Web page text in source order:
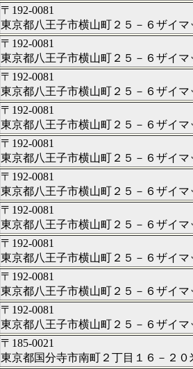
〒192-0081
東京都八王子市横山町２５－６ザイ
〒192-0081
東京都八王子市横山町２５－６ザイ
〒192-0081
東京都八王子市横山町２５－６ザイ
〒192-0081
東京都八王子市横山町２５－６ザイ
〒192-0081
東京都八王子市横山町２５－６ザイ
〒192-0081
東京都八王子市横山町２５－６ザイ
〒192-0081
東京都八王子市横山町２５－６ザイ
〒192-0081
東京都八王子市横山町２５－６ザイ
〒192-0081
東京都八王子市横山町２５－６ザイ
〒192-0081
東京都八王子市横山町２５－６ザイ
〒185-0021
東京都国分寺市南町２丁目１６－２０